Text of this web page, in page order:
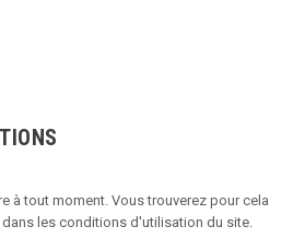
à tout moment. Vous trouverez pour cela
les conditions d'utilisation du site.